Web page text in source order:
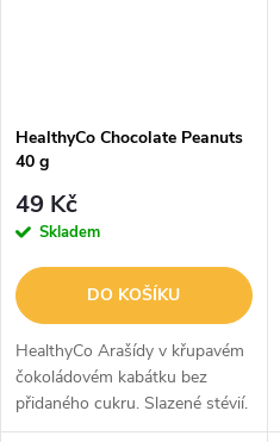
HealthyCo Chocolate Peanuts
40 g
49 Kč
Skladem
DO KOŠÍKU
HealthyCo Arašídy v křupavém
čokoládovém kabátku bez
přidaného cukru. Slazené stévií.
Bez lepku.